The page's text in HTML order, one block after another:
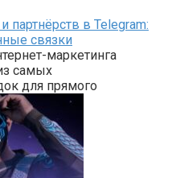
в Telegram:
связки
маркетинга
самых
для прямого